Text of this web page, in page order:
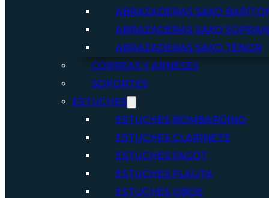
ABRAZADERAS SAXO
ABRAZADERAS SAXO
ABRAZADERAS SAXO TENOR
CORREAS Y ARNESES
SOPORTES
ESTUCHES
ESTUCHES BOMBARDINO
ESTUCHES CLARINETE
ESTUCHES FAGOT
ESTUCHES FLAUTA
ESTUCHES OBOE